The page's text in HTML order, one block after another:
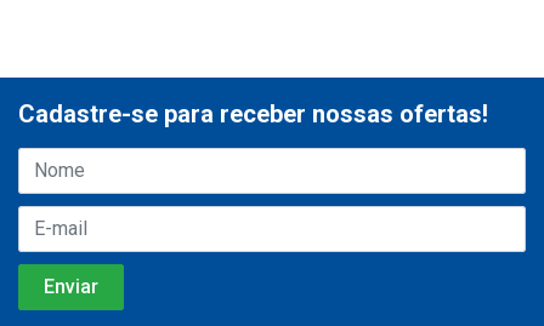
Cadastre-se para receber nossas ofertas!